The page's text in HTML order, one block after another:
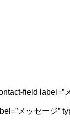
field label=”
メッセージ”